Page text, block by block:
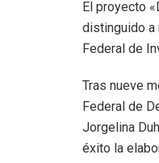
El proyecto
distinguido a
Federal de
Tras nueve
Federal de
Jorgelina
éxito la